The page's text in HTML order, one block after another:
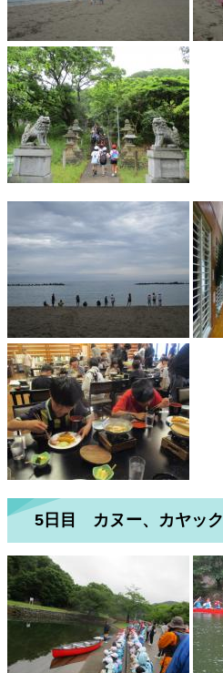
5日目 カヌー、カヤック